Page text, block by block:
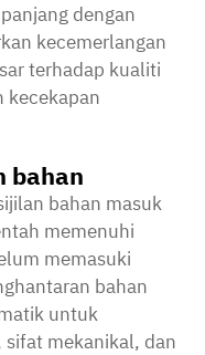
dengan
kecemerlangan
terhadap kualiti
kecekapan
bahan
bahan masuk
memenuhi
memasuki
bahan
untuk
sifat mekanikal, dan